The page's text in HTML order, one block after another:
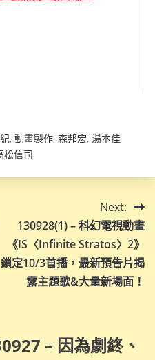
, 動畫製作, 森邦宏, 湯本佳
松信司
Next:
130928(1) – 科幻電視動畫
《IS〈Infinite Stratos〉2》
鎖定10/3首播，最新預告片揭
露主題歌&大量新場面！
– 因為劇終、